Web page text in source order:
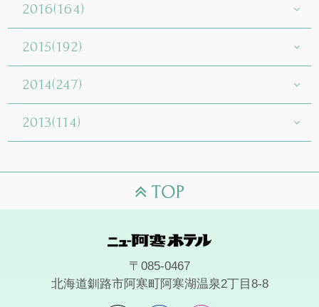
2016(164)
2015(192)
2014(247)
2013(114)
〒085-0467
北海道釧路市阿寒町阿寒湖温泉2丁目8-8